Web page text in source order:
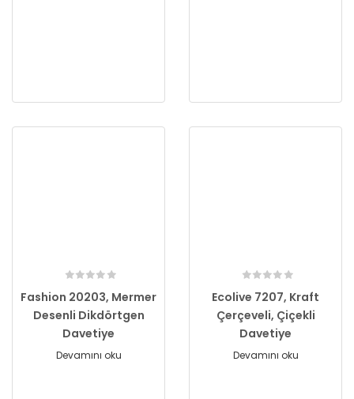
Fashion 20203, Mermer
Desenli Dikdörtgen
Davetiye
Devamını oku
Ecolive 7207, Kraft
Çerçeveli, Çiçekli
Davetiye
Devamını oku